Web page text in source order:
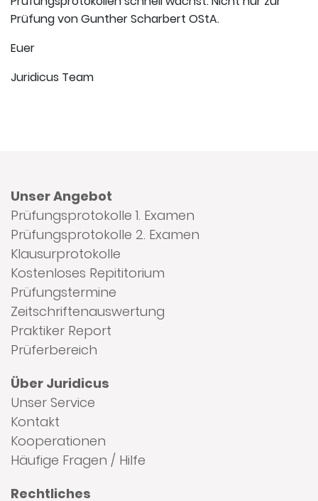
Prüfung von Gunther Scharbert OStA.
Euer
Juridicus Team
Unser Angebot
Prüfungsprotokolle 1. Examen
Prüfungsprotokolle 2. Examen
Klausurprotokolle
Kostenloses Repititorium
Prüfungstermine
Zeitschriftenauswertung
Praktiker Report
Prüferbereich
Über Juridicus
Unser Service
Kontakt
Kooperationen
Häufige Fragen / Hilfe
Rechtliches